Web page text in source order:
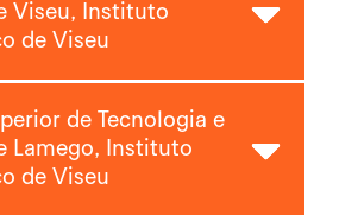
Viseu, Instituto
de Viseu
de Tecnologia e
Lamego, Instituto
de Viseu